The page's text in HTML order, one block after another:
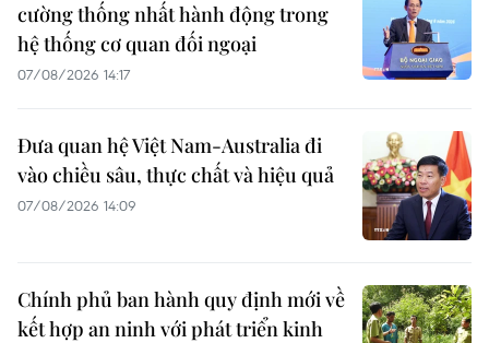
cường thống nhất hành động trong
hệ thống cơ quan đối ngoại
07/08/2026 14:17
Đưa quan hệ Việt Nam-Australia đi
vào chiều sâu, thực chất và hiệu quả
07/08/2026 14:09
Chính phủ ban hành quy định mới về
kết hợp an ninh với phát triển kinh